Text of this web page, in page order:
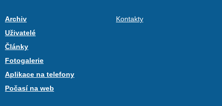
Archiv
Uživatelé
Články
Fotogalerie
Aplikace na telefony
Počasí na web
Kontakty